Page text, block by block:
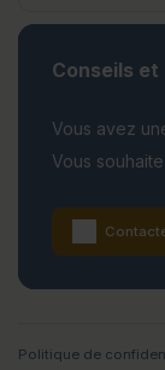
Conseils
Vous avez
Vous
Politique de